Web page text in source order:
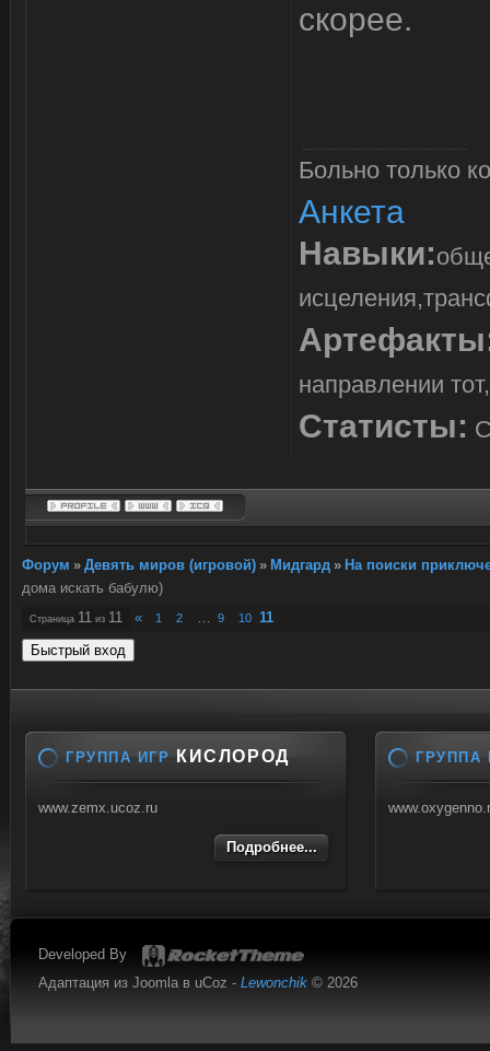
скорее.
Больно только
Анкета
Навыки:
направлении
Статисты:
Форум » Девять миров (игровой) » Мидгард » На поиски
дома искать бабулю)
Страница 11 из 11 « 1 2 … 9 10 11
ГРУППА ИГР КИСЛОРОД
www.zemx.ucoz.ru
Подробнее...
ГРУППА
Developed By
Адаптация из Joomla в uCoz - Lewonchik © 2026